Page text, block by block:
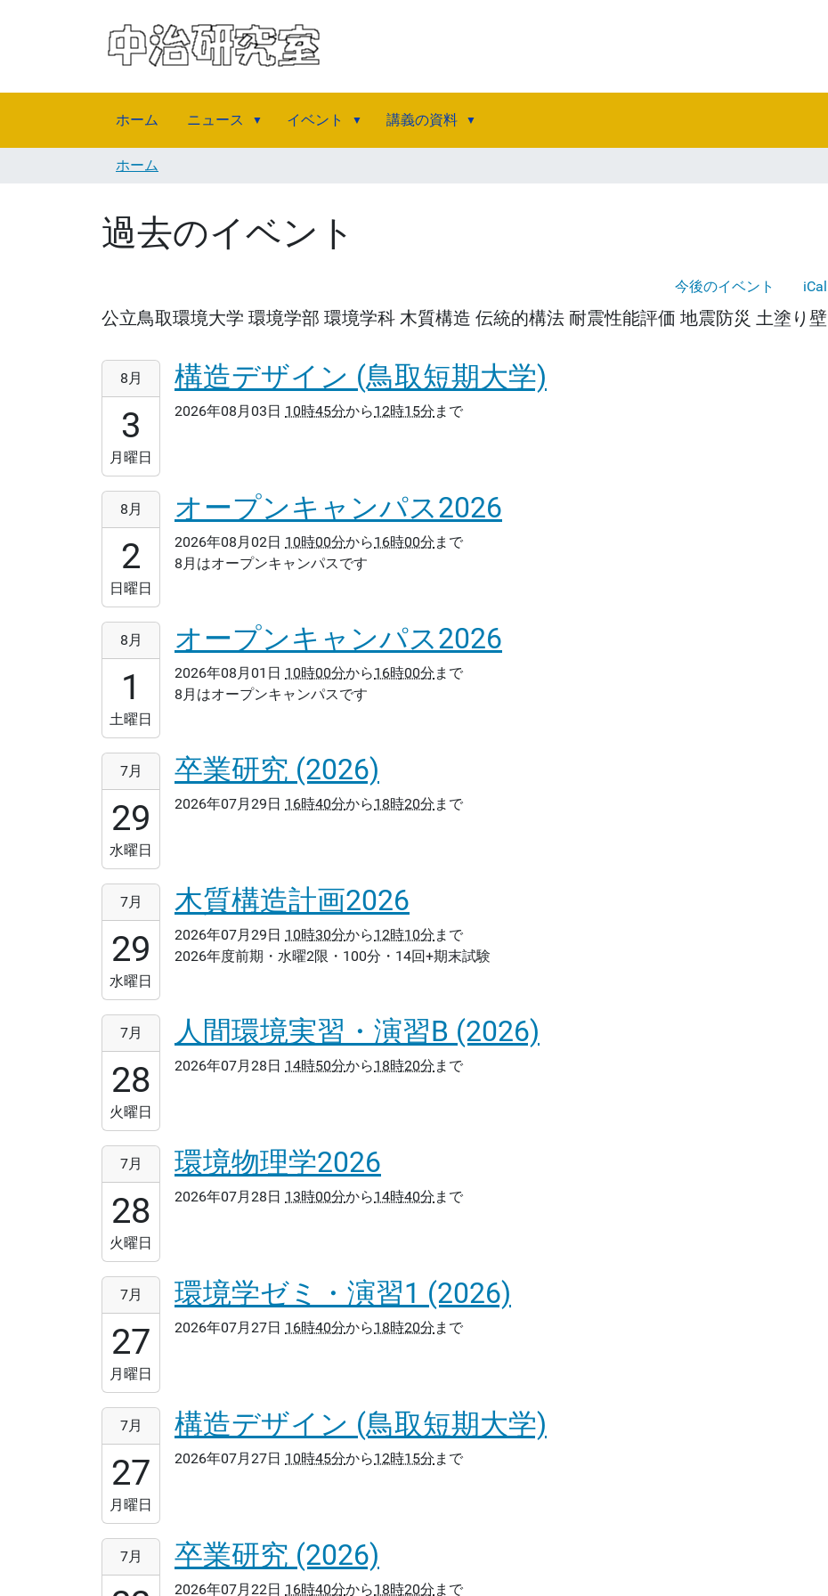
ホーム ニュース イベント 講義の資料
ホーム
過去のイベント
今後のイベント iCal
公立鳥取環境大学 環境学部 環境学科 木質構造 伝統的構法 耐震性能評価 地震防災 土塗り壁
2026-
03T10:45:00+09:00
2026-
08-
03T12:15:00+09:00
8月
3
月曜日
構造デザイン (鳥取短期大学)
2026年08月03日 10時45分から12時15分 まで
2026-
02T10:00:00+09:00
2026-
08-
02T16:00:00+09:00
8月
2
日曜日
オープンキャンパス2026
2026年08月02日 10時00分から16時00分 まで
8月はオープンキャンパスです
2026-
01T10:00:00+09:00
2026-
08-
01T16:00:00+09:00
8月
1
土曜日
オープンキャンパス2026
2026年08月01日 10時00分から16時00分 まで
8月はオープンキャンパスです
2026-
29T16:40:00+09:00
2026-
07-
29T18:20:00+09:00
7月
29
水曜日
卒業研究 (2026)
2026年07月29日 16時40分から18時20分 まで
2026-
29T10:30:00+09:00
2026-
07-
29T12:10:00+09:00
7月
29
水曜日
木質構造計画2026
2026年07月29日 10時30分から12時10分 まで
2026年度前期・水曜2限・100分・14回+期末試験
2026-
28T14:50:00+09:00
2026-
07-
28T18:20:00+09:00
7月
28
火曜日
人間環境実習・演習B (2026)
2026年07月28日 14時50分から18時20分 まで
2026-
28T13:00:00+09:00
2026-
07-
28T14:40:00+09:00
7月
28
火曜日
環境物理学2026
2026年07月28日 13時00分から14時40分 まで
2026-
27T16:40:00+09:00
2026-
07-
27T18:20:00+09:00
7月
27
月曜日
環境学ゼミ・演習1 (2026)
2026年07月27日 16時40分から18時20分 まで
2026-
27T10:45:00+09:00
2026-
07-
27T12:15:00+09:00
7月
27
月曜日
構造デザイン (鳥取短期大学)
2026年07月27日 10時45分から12時15分 まで
2026-
22T16:40:00+09:00
7月 卒業研究 (2026)
2026年07月22日 16時40分から18時20分 まで